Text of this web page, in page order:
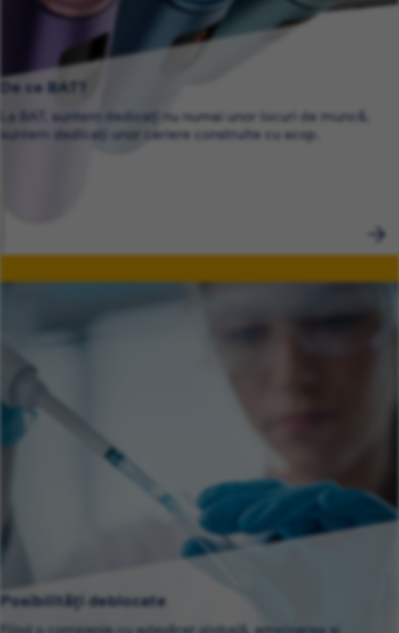
De ce BAT?
La BAT, suntem dedicați nu numai unor locuri de muncă,
suntem dedicați unor cariere construite cu scop.
Posibilități deblocate